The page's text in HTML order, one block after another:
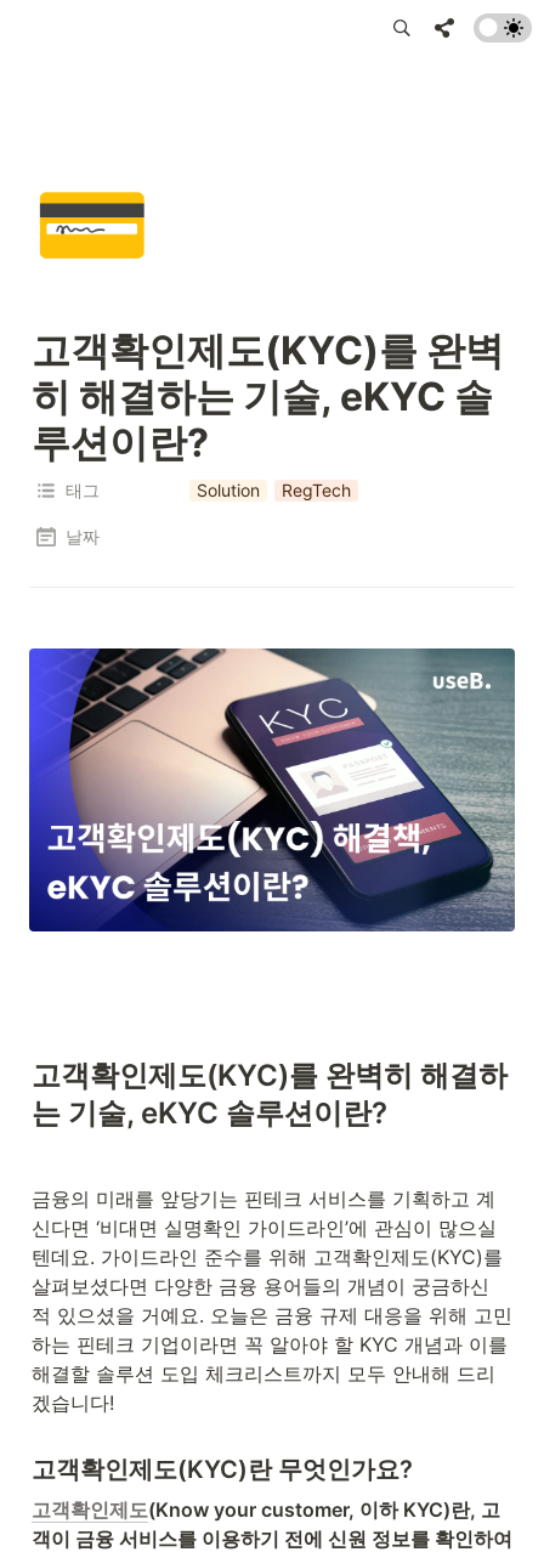
💳
고객확인제도(KYC)를 완벽
히 해결하는 기술, eKYC 솔
루션이란?
태그 Solution RegTech
날짜
고객확인제도(KYC)를 완벽히 해결하
는 기술, eKYC 솔루션이란?
금융의 미래를 앞당기는 핀테크 서비스를 기획하고 계
신다면 ‘비대면 실명확인 가이드라인’에 관심이 많으실
텐데요. 가이드라인 준수를 위해 고객확인제도(KYC)를
살펴보셨다면 다양한 금융 용어들의 개념이 궁금하신
적 있으셨을 거예요. 오늘은 금융 규제 대응을 위해 고민
하는 핀테크 기업이라면 꼭 알아야 할 KYC 개념과 이를
해결할 솔루션 도입 체크리스트까지 모두 안내해 드리
겠습니다!
고객확인제도(KYC)란 무엇인가요?
고객확인제도(Know your customer, 이하 KYC)란, 고
객이 금융 서비스를 이용하기 전에 신원 정보를 확인하여